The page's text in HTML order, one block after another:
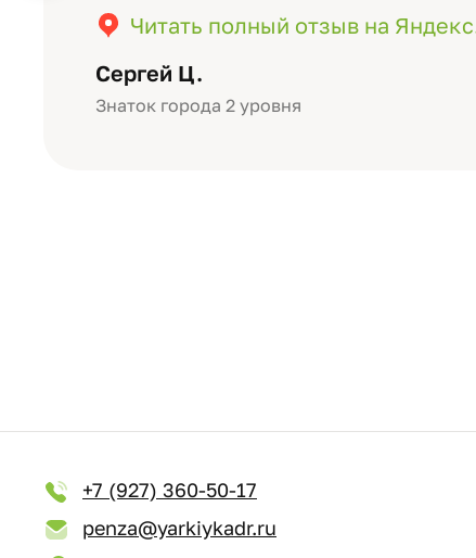
Сергей Ц.
Знаток города 2 уровня
значимость события. Качество
уровне: плотная бумага, красивый
Читать полный отзыв на
+7 (927) 360-50-17
penza@yarkiykadr.ru